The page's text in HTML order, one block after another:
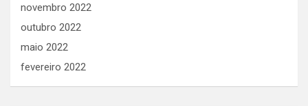
novembro 2022
outubro 2022
maio 2022
fevereiro 2022